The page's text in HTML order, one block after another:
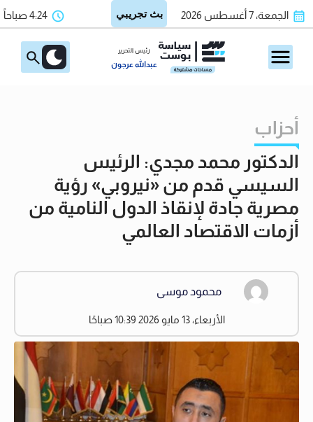
الجمعة، 7 أغسطس 2026 4:24 صباحاً
رئيس التحرير
عبدالله عرجون
أحزاب
الدكتور محمد مجدي: الرئيس
السيسي قدم من «نيروبي» رؤية
مصرية جادة لإنقاذ الدول النامية من
أزمات الاقتصاد العالمي
محمود موسى
الأربعاء، 13 مايو 2026 10:39 صباحًا